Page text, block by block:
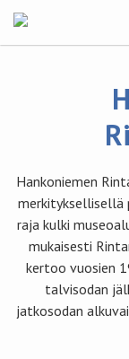
Hankoniemen
merkityksellisellä
raja kulki
mukaisesti
kertoo vuosien
talvisodan
jatkosodan